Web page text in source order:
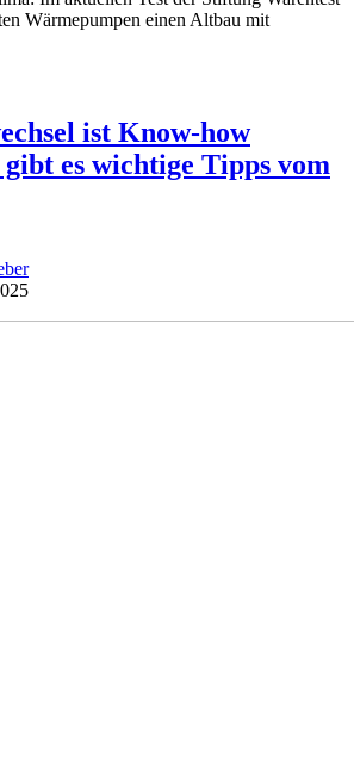
Wärmepumpen einen Altbau mit
ist Know-how
es wichtige Tipps vom